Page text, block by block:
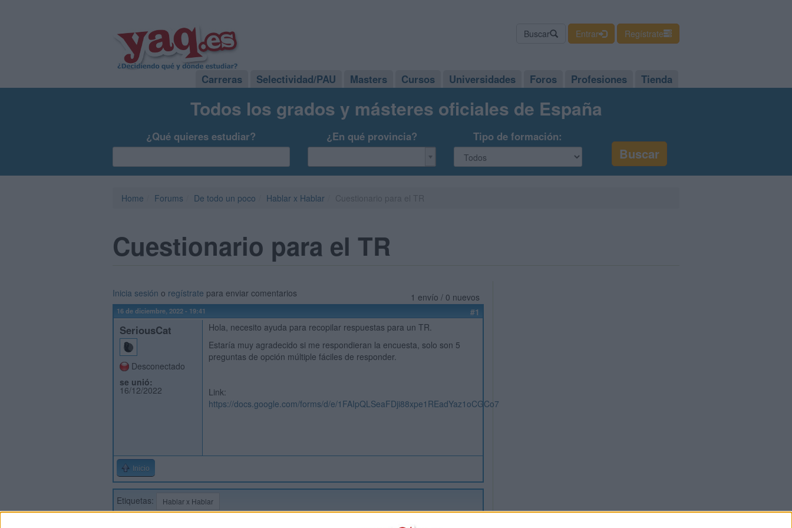
Buscar Entrar Regístrate
Carreras Selectividad/PAU Masters Cursos Universidades Foros Profesiones Tienda
Todos los grados y másteres oficiales de España
¿Qué quieres estudiar? ¿En qué provincia? Tipo de formación:
Home Forums De todo un poco Hablar x Hablar
Cuestionario para el TR
1 envío / 0 nuevos
Inicia sesión o regístrate para enviar comentarios
16 de diciembre, 2022 - 19:41 #1
SeriousCat
Desconectado
se unió:
16/12/2022
Hola, necesito ayuda para recopilar respuestas para un TR.
Estaría muy agradecido si me respondieran la encuesta, solo son 5
preguntas de opción múltiple fáciles de responder.
Link:
https://docs.google.com/forms/d/e/1FAIpQLSeaFDji88xpe1REadYaz1oCGCo7TBCh...
Inicio
Etiquetas: Hablar x Hablar